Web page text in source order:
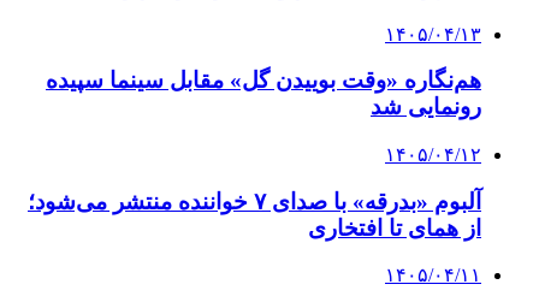
۱۴۰۵/۰۴/۱۳
هم‌نگاره «وقت بوییدن گل» مقابل سینما سپیده
رونمایی شد
۱۴۰۵/۰۴/۱۲
آلبوم «بدرقه» با صدای ۷ خواننده منتشر می‌شود؛
از همای تا افتخاری
۱۴۰۵/۰۴/۱۱